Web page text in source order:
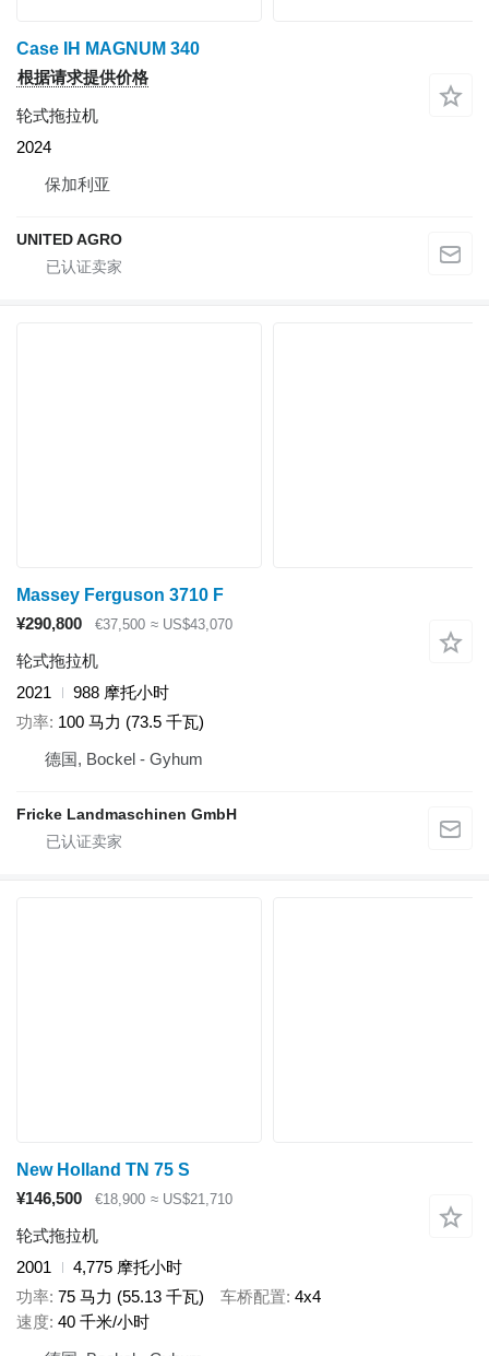
Case IH MAGNUM 340
根据请求提供价格
轮式拖拉机
2024
保加利亚
UNITED AGRO
Massey Ferguson 3710 F
¥290,800
€37,500 ≈ US$43,070
轮式拖拉机
2021
988 摩托小时
功率 100 马力 (73.5 千瓦)
德国, Bockel - Gyhum
Fricke Landmaschinen GmbH
New Holland TN 75 S
¥146,500
€18,900 ≈ US$21,710
轮式拖拉机
2001
4,775 摩托小时
功率 75 马力 (55.13 千瓦) 车桥配置 4x4
速度 40 千米/小时